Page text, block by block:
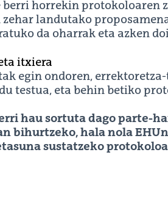
berri horrekin protokoloaren
zehar landutako
da oharrak eta azken
itxiera
egin ondoren,
testua, eta behin betiko
hau sortuta dago parte-
bihurtzeko, hala nola
sustatzeko